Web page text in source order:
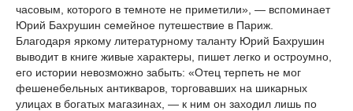
часовым, которого в темноте не приметили», — вспоминает
Юрий Бахрушин семейное путешествие в Париж.
Благодаря яркому литературному таланту Юрий Бахрушин
выводит в книге живые характеры, пишет легко и остроумно,
его истории невозможно забыть: «Отец терпеть не мог
фешенебельных антикваров, торговавших на шикарных
улицах в богатых магазинах, — к ним он заходил лишь по